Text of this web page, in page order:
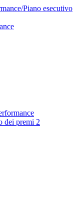
Piano esecutivo
dei premi 2